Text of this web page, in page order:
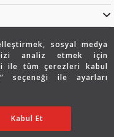
sosyal medya
analiz etmek için
ile tüm çerezleri kabul
seçeneği ile ayarları
Düzenle
Kabul Et